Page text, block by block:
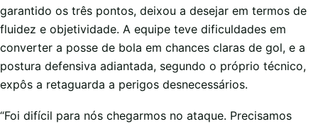
garantido os três pontos, deixou a desejar em termos de
fluidez e objetividade. A equipe teve dificuldades em
converter a posse de bola em chances claras de gol, e a
postura defensiva adiantada, segundo o próprio técnico,
expôs a retaguarda a perigos desnecessários.
“Foi difícil para nós chegarmos no ataque. Precisamos